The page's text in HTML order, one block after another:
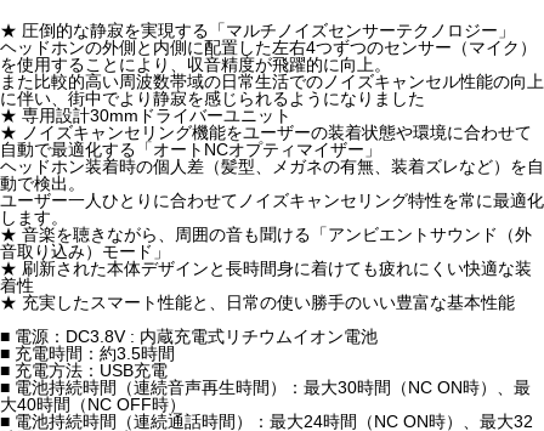
★ 圧倒的な静寂を実現する「マルチノイズセンサーテクノロジー」
ヘッドホンの外側と内側に配置した左右4つずつのセンサー（マイク）
を使用することにより、収音精度が飛躍的に向上。
また比較的高い周波数帯域の日常生活でのノイズキャンセル性能の向上
に伴い、街中でより静寂を感じられるようになりました
★ 専用設計30mmドライバーユニット
★ ノイズキャンセリング機能をユーザーの装着状態や環境に合わせて
自動で最適化する「オートNCオプティマイザー」
ヘッドホン装着時の個人差（髪型、メガネの有無、装着ズレなど）を自
動で検出。
ユーザー一人ひとりに合わせてノイズキャンセリング特性を常に最適化
します。
★ 音楽を聴きながら、周囲の音も聞ける「アンビエントサウンド（外
音取り込み）モード」
★ 刷新された本体デザインと長時間身に着けても疲れにくい快適な装
着性
★ 充実したスマート性能と、日常の使い勝手のいい豊富な基本性能
■ 電源：DC3.8V : 内蔵充電式リチウムイオン電池
■ 充電時間：約3.5時間
■ 充電方法：USB充電
■ 電池持続時間（連続音声再生時間）：最大30時間（NC ON時）、最
大40時間（NC OFF時）
■ 電池持続時間（連続通話時間）：最大24時間（NC ON時）、最大32